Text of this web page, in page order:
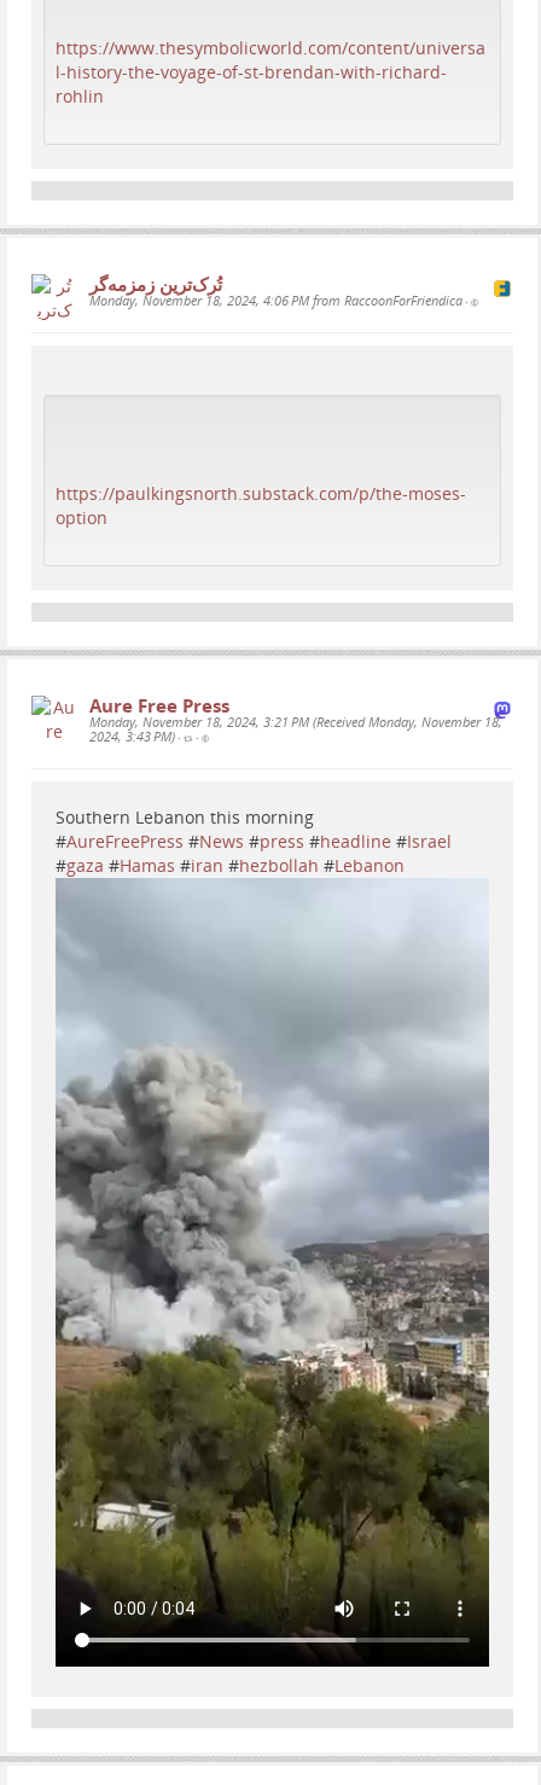
https://www.thesymbolicworld.com/content/universa
l-history-the-voyage-of-st-brendan-with-richard-
rohlin
تُرک‌ترین زمزمەگر
Monday, November 18, 2024, 4:06 PM from RaccoonForFriendica •
https://paulkingsnorth.substack.com/p/the-moses-
option
Aure Free Press
Monday, November 18, 2024, 3:21 PM (Received Monday, November 18,
2024, 3:43 PM) • •
Southern Lebanon this morning
#AureFreePress #News #press #headline #Israel
#gaza #Hamas #iran #hezbollah #Lebanon